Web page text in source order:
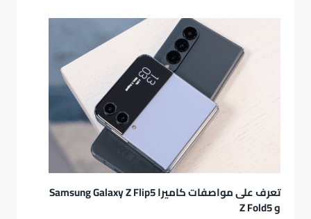
تعرف على مواصفات كاميرا Samsung Galaxy Z Flip5
و Z Fold5